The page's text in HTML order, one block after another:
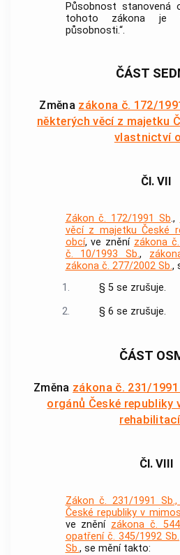
Působnost stanovená
tohoto zákona je
působnosti.“.
ČÁST
Změna zákona č. 172/
některých věcí z majetku
vlastnictví
Čl. VII
Zákon č. 172/1991 Sb.,
věcí z majetku České
obcí, ve znění zákona
č. 10/1993 Sb.,
zákona č. 277/2002 Sb.,
1.
§ 5 se zrušuje.
2.
§ 6 se zrušuje.
ČÁST
Změna zákona č. 231/
orgánů České republiky
Čl. VIII
Zákon č. 231/1991
České republiky v
ve znění zákona č.
opatření č. 345/1992 Sb.
Sb., se mění takto: